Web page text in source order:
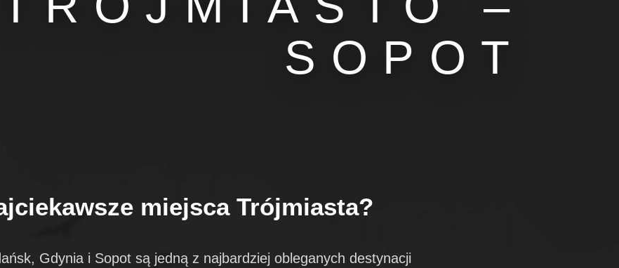
SOPOT
miejsca Trójmiasta?
Gdynia i Sopot są jedną z najbardziej obleganych destynacji